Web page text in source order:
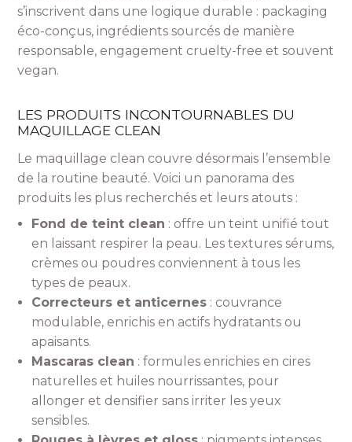
s’inscrivent dans une logique durable : packaging
éco-conçus, ingrédients sourcés de manière
responsable, engagement cruelty-free et souvent
vegan.
LES PRODUITS INCONTOURNABLES DU
MAQUILLAGE CLEAN
Le maquillage clean couvre désormais l’ensemble
de la routine beauté. Voici un panorama des
produits les plus recherchés et leurs atouts :
Fond de teint clean : offre un teint unifié tout
en laissant respirer la peau. Les textures sérums,
crèmes ou poudres conviennent à tous les
types de peaux.
Correcteurs et anticernes : couvrance
modulable, enrichis en actifs hydratants ou
apaisants.
Mascaras clean : formules enrichies en cires
naturelles et huiles nourrissantes, pour
allonger et densifier sans irriter les yeux
sensibles.